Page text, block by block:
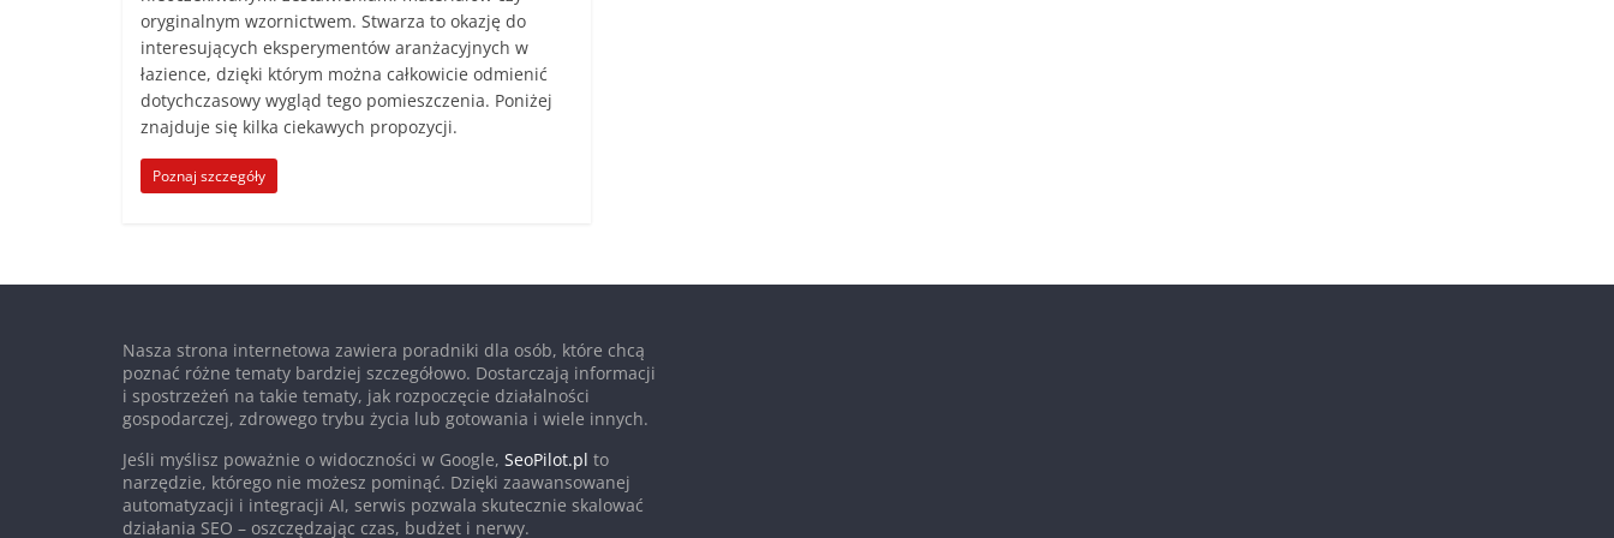
oryginalnym wzornictwem. Stwarza to okazję do
interesujących eksperymentów aranżacyjnych w
łazience, dzięki którym można całkowicie odmienić
dotychczasowy wygląd tego pomieszczenia. Poniżej
znajduje się kilka ciekawych propozycji.
Poznaj szczegóły
Nasza strona internetowa zawiera poradniki dla osób, które chcą
poznać różne tematy bardziej szczegółowo. Dostarczają informacji
i spostrzeżeń na takie tematy, jak rozpoczęcie działalności
gospodarczej, zdrowego trybu życia lub gotowania i wiele innych.
Jeśli myślisz poważnie o widoczności w Google, SeoPilot.pl to
narzędzie, którego nie możesz pominąć. Dzięki zaawansowanej
automatyzacji i integracji AI, serwis pozwala skutecznie skalować
działania SEO – oszczędzając czas, budżet i nerwy.